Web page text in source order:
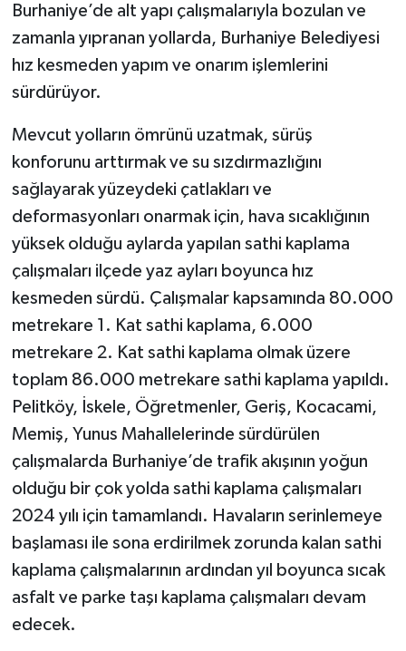
Burhaniye’de alt yapı çalışmalarıyla bozulan ve
zamanla yıpranan yollarda, Burhaniye Belediyesi
hız kesmeden yapım ve onarım işlemlerini
sürdürüyor.
Mevcut yolların ömrünü uzatmak, sürüş
konforunu arttırmak ve su sızdırmazlığını
sağlayarak yüzeydeki çatlakları ve
deformasyonları onarmak için, hava sıcaklığının
yüksek olduğu aylarda yapılan sathi kaplama
çalışmaları ilçede yaz ayları boyunca hız
kesmeden sürdü. Çalışmalar kapsamında 80.000
metrekare 1. Kat sathi kaplama, 6.000
metrekare 2. Kat sathi kaplama olmak üzere
toplam 86.000 metrekare sathi kaplama yapıldı.
Pelitköy, İskele, Öğretmenler, Geriş, Kocacami,
Memiş, Yunus Mahallelerinde sürdürülen
çalışmalarda Burhaniye’de trafik akışının yoğun
olduğu bir çok yolda sathi kaplama çalışmaları
2024 yılı için tamamlandı. Havaların serinlemeye
başlaması ile sona erdirilmek zorunda kalan sathi
kaplama çalışmalarının ardından yıl boyunca sıcak
asfalt ve parke taşı kaplama çalışmaları devam
edecek.